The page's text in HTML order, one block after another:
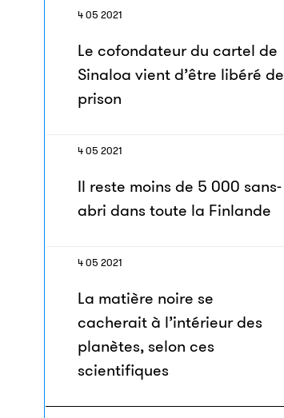
4 05 2021
Le cofondateur du cartel de
Sinaloa vient d’être libéré de
prison
4 05 2021
Il reste moins de 5 000 sans-
abri dans toute la Finlande
4 05 2021
La matière noire se
cacherait à l’intérieur des
planètes, selon ces
scientifiques